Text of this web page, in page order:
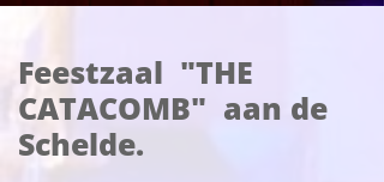
Feestzaal "THE
CATACOMB" aan de
Schelde.